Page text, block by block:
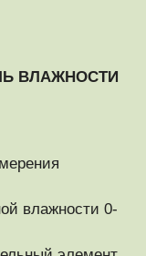
ВЛАЖНОСТИ
влажности 0-